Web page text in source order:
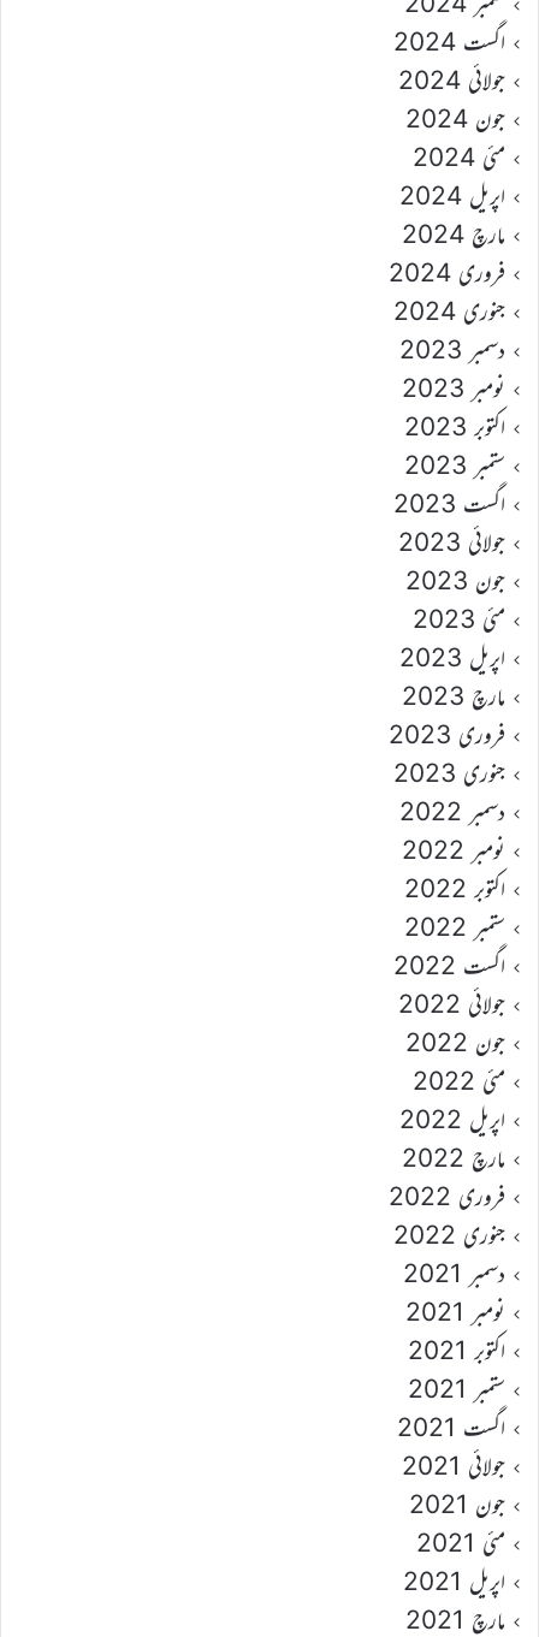
اگست 2024
جولائی 2024
جون 2024
مئی 2024
اپریل 2024
مارچ 2024
فروری 2024
جنوری 2024
دسمبر 2023
نومبر 2023
اکتوبر 2023
ستمبر 2023
اگست 2023
جولائی 2023
جون 2023
مئی 2023
اپریل 2023
مارچ 2023
فروری 2023
جنوری 2023
دسمبر 2022
نومبر 2022
اکتوبر 2022
ستمبر 2022
اگست 2022
جولائی 2022
جون 2022
مئی 2022
اپریل 2022
مارچ 2022
فروری 2022
جنوری 2022
دسمبر 2021
نومبر 2021
اکتوبر 2021
ستمبر 2021
اگست 2021
جولائی 2021
جون 2021
مئی 2021
اپریل 2021
مارچ 2021